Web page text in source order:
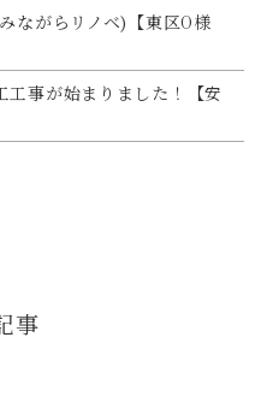
ながらリノベ)【東区O様
工事が始まりました！【安
事